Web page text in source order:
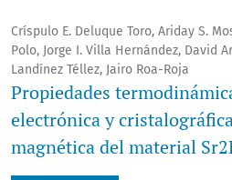
Críspulo E. Deluque Toro, Ariday S.
Polo, Jorge I. Villa Hernández, David
Landínez Téllez, Jairo Roa-Roja
Propiedades
electrónica y
magnética del material